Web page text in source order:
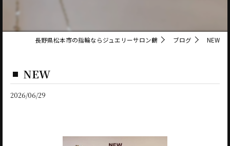
長野県松本市の指輪ならジュエリーサロン鶴 ブログ NEW
NEW
2026/06/29